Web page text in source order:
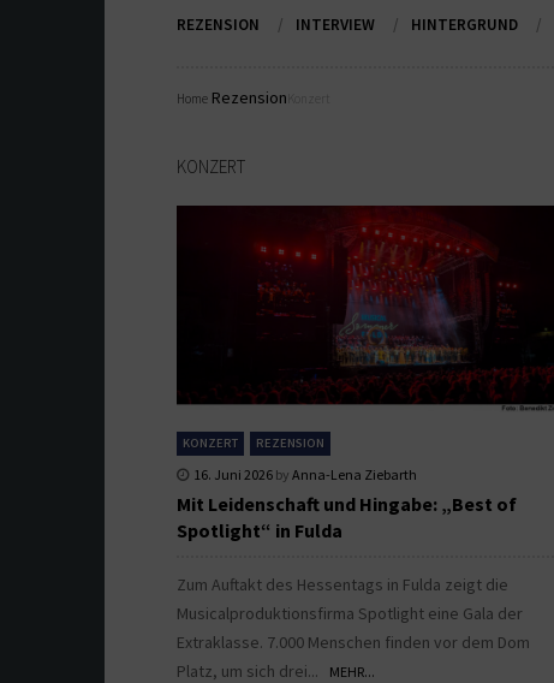
REZENSION INTERVIEW HINTERGRUND
Home Rezension
KONZERT
KONZERT REZENSION
16. Juni 2026 by Anna-Lena Ziebarth
Mit Leidenschaft und Hingabe: „Best of
Spotlight“ in Fulda
Zum Auftakt des Hessentags in Fulda zeigt die
Musicalproduktionsfirma Spotlight eine Gala der
Extraklasse. 7.000 Menschen finden vor dem Dom
Platz, um sich drei...
MEHR...